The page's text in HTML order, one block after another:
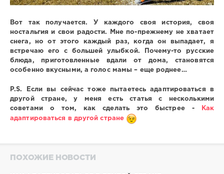
Вот так получается. У каждого своя история, своя
ностальгия и свои радости. Мне по-прежнему не хватает
снега, но от этого каждый раз, когда он выпадает, я
встречаю его с большей улыбкой. Почему-то русские
блюда, приготовленные вдали от дома, становятся
особенно вкусными, а голос мамы – еще роднее…
P.S. Если вы сейчас тоже пытаетесь адаптироваться в
другой стране, у меня есть статья с несколькими
советами о том, как сделать это быстрее -
Как
адаптироваться в другой стране
ПОХОЖИЕ НОВОСТИ